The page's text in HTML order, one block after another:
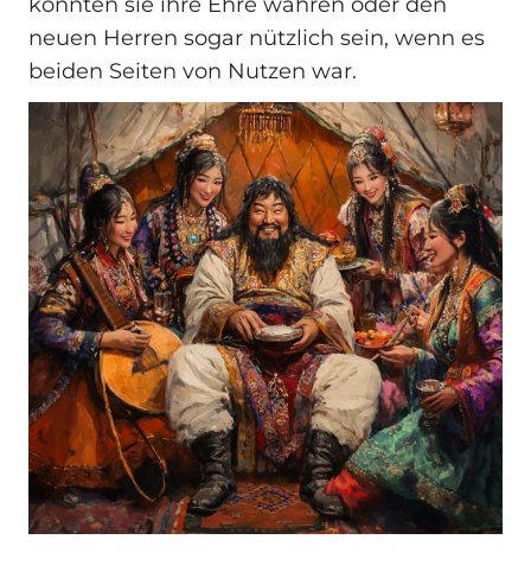
neuen Herren sogar nützlich sein, wenn es
beiden Seiten von Nutzen war.